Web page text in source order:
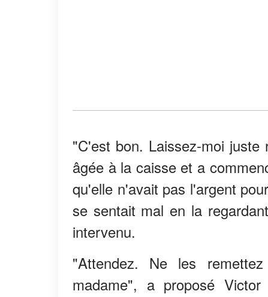
"C'est bon. Laissez-moi
âgée à la caisse et a
qu'elle n'avait pas l'argent
se sentait mal en la
intervenu.
"Attendez. Ne les
madame", a proposé